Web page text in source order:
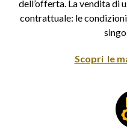
dell’offerta. La vendita di
contrattuale: le
Scopri le